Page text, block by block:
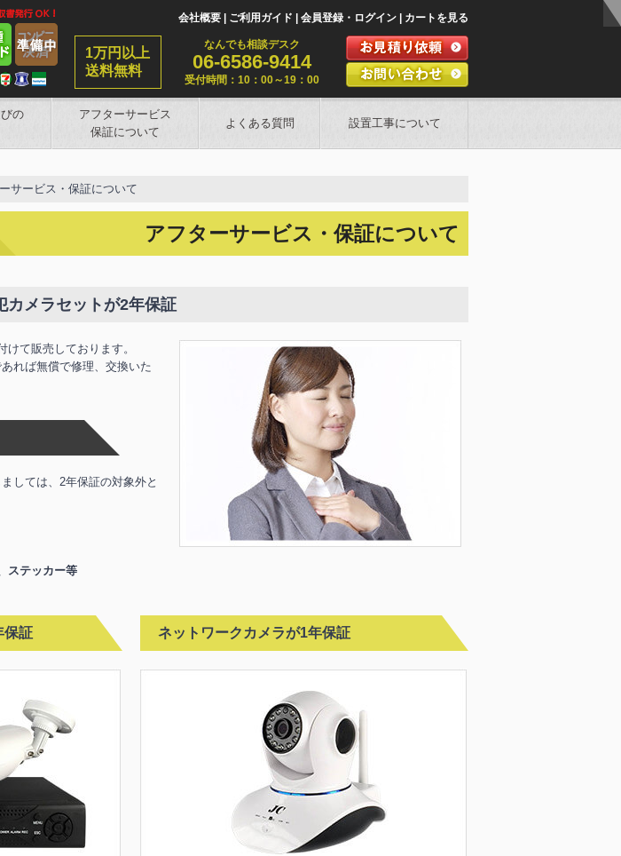
会社概要 ご利用ガイド 会員登録・ログイン カートを見る
1万円以上
送料無料
なんでも相談デスク
06-6586-9414
受付時間：10：00～19：00
の
アフターサービス
保証について
よくある質問 設置工事について
サービス・保証について
アフターサービス・保証について
カメラセットが2年保証
て販売しております。
れば無償で修理、交換いた
しては、2年保証の対象外と
ステッカー等
保証 ネットワークカメラが1年保証